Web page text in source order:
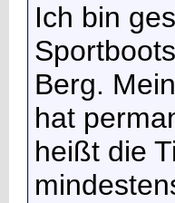
Ich bin
Berg.
hat
heißt die